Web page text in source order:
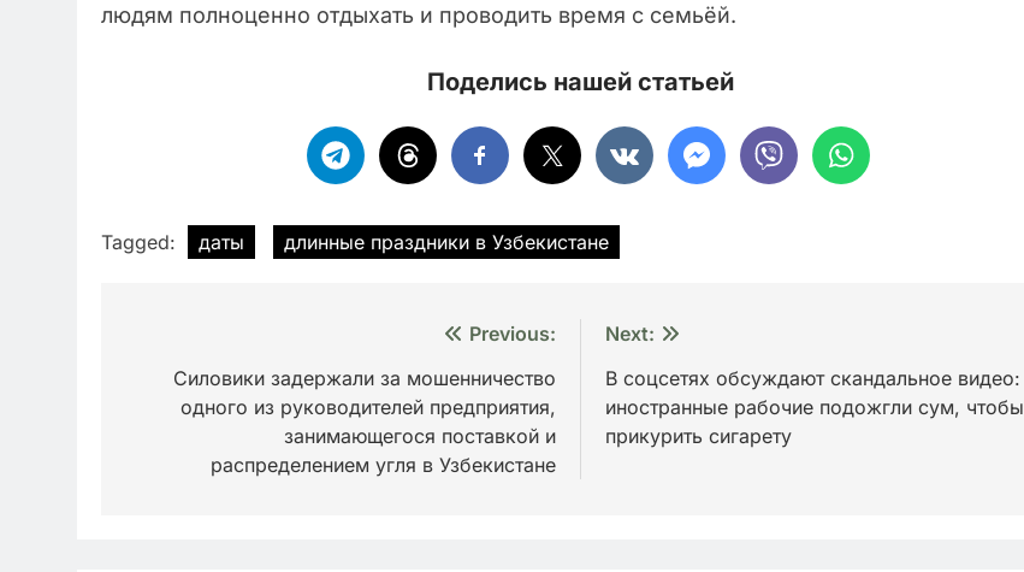
людям полноценно отдыхать и проводить время с семьёй.
Поделись нашей статьей
Tagged: даты длинные праздники в Узбекистане
записям
Previous:
Силовики задержали за мошенничество
одного из руководителей предприятия,
занимающегося поставкой и
распределением угля в Узбекистане
Next:
В соцсетях обсуждают скандальное видео:
иностранные рабочие подожгли сум, чтобы
прикурить сигарету